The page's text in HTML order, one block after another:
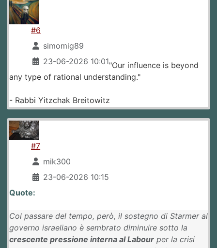
#6
simomig89
23-06-2026 10:01"Our influence is beyond
any type of rational understanding."
- Rabbi Yitzchak Breitowitz
#7
mik300
23-06-2026 10:15
Quote:
Col passare del tempo, però, il sostegno di Starmer al
governo israeliano è sembrato diminuire sotto la
crescente pressione interna al Labour per la crisi